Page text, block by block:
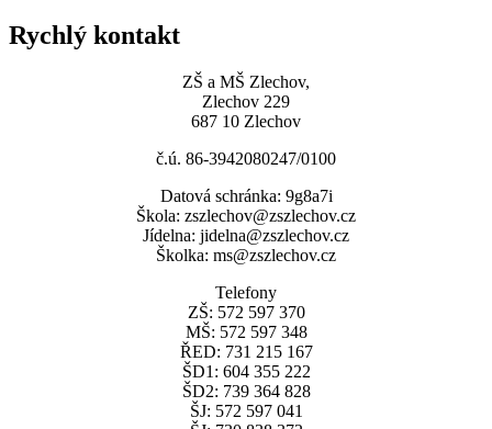
Rychlý kontakt
ZŠ a MŠ Zlechov,
Zlechov 229
687 10 Zlechov
č.ú. 86-3942080247/0100
Datová schránka: 9g8a7i
Škola: zszlechov@zszlechov.cz
Jídelna: jidelna@zszlechov.cz
Školka: ms@zszlechov.cz
Telefony
ZŠ: 572 597 370
MŠ: 572 597 348
ŘED: 731 215 167
ŠD1: 604 355 222
ŠD2: 739 364 828
ŠJ: 572 597 041